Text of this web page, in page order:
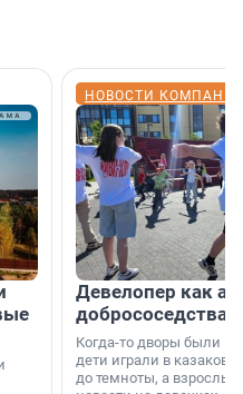
НОВОСТИ
Девелопер как
добрососедства
Когда-то дворы были
дети играли в казаков-
до темноты, а